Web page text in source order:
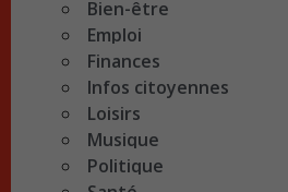
Bien-être
Emploi
Finances
Infos citoyennes
Loisirs
Musique
Politique